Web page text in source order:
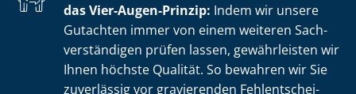
das Vier-Augen-Prinzip: Indem wir unsere
Gutachten immer von einem weiteren Sach­
ver­stän­di­gen prüfen lassen, gewährleisten wir
Ihnen höchste Qualität. So bewahren wir Sie
zuverlässig vor gravierenden Fehl­ent­schei­